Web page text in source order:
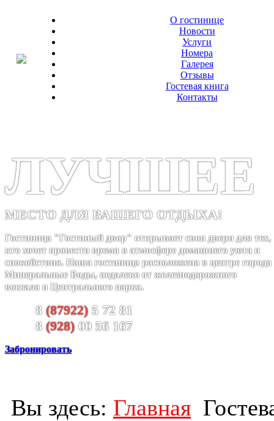
О гостинице
Новости
Услуги
Номера
Галерея
Отзывы
Гостевая книга
Контакты
ЛУЧШЕЕ
МЕСТО ДЛЯ ВАШЕГО ОТДЫХА!
Гостиница "Гостиный двор" открывает свои двери для тех,
кто хочет провести время в атмосфере домашнего уюта и
спокойствия. Наша гостиница расположена в центре города
Минеральные Воды, недалеко от железнодорожного
вокзала и Центрального парка.
8 (87922)5 72 81
8 (928)00 56 167
Забронировать
Вы здесь: Главная